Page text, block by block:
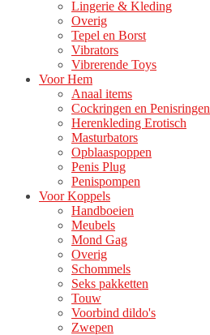
Lingerie & Kleding
Overig
Tepel en Borst
Vibrators
Vibrerende Toys
Voor Hem
Anaal items
Cockringen en Penisringen
Herenkleding Erotisch
Masturbators
Opblaaspoppen
Penis Plug
Penispompen
Voor Koppels
Handboeien
Meubels
Mond Gag
Overig
Schommels
Seks pakketten
Touw
Voorbind dildo's
Zwepen